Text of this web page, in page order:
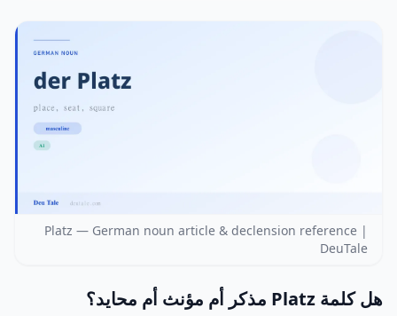
Platz — German noun article & declension reference |
DeuTale
هل كلمة Platz مذكر أم مؤنث أم محايد؟